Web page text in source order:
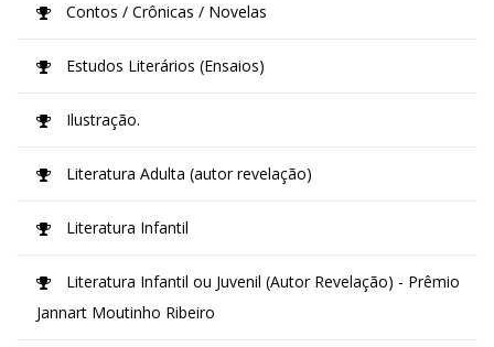
Contos / Crônicas / Novelas
Estudos Literários (Ensaios)
Ilustração.
Literatura Adulta (autor revelação)
Literatura Infantil
Literatura Infantil ou Juvenil (Autor Revelação) - Prêmio
Jannart Moutinho Ribeiro